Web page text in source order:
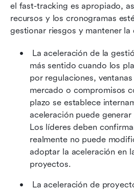
el fast-tracking es apropiado,
recursos y los cronogramas
gestionar riesgos y mantener la
La aceleración de la
más sentido cuando los
por regulaciones,
mercado o compromisos
plazo se establece
aceleración puede
Los líderes deben
realmente no puede
adoptar la aceleración en
proyectos.
La aceleración de